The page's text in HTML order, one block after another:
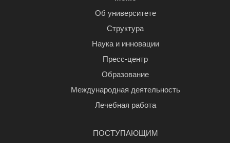
Об университете
Структура
Наука и инновации
Пресс-центр
Образование
Международная деятельность
Лечебная работа
ПОСТУПАЮЩИМ